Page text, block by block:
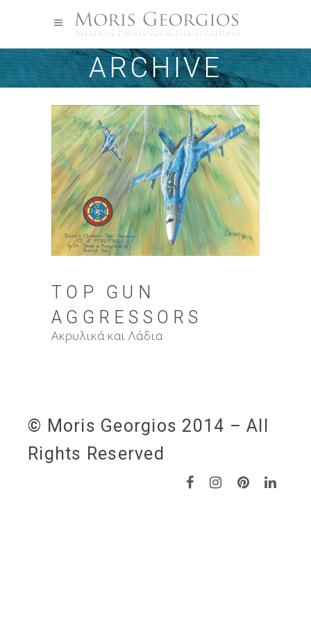
ARCHIVE
TOP GUN
AGGRESSORS
Ακρυλικά και Λάδια
© Moris Georgios 2014 – All
Rights Reserved